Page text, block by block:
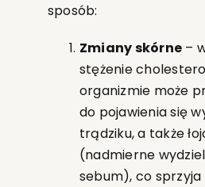
sposób:
Zmiany skórne –
stężenie
organizmie może
do pojawienia się
trądziku, a także
(nadmierne
sebum), co sprzyja